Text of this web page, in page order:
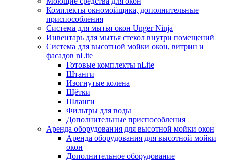
Комплекты окномойщика, дополнительные
приспособления
Система для мытья окон Unger Ninja
Инвентарь для мытья стекол внутри помещений
Система для высотной мойки окон, витрин и
фасадов nLite
Готовые комплекты nLite
Штанги
Изогнутые колена
Щётки
Шланги
Фильтры для воды
Дополнительные приспособления
Аренда оборудования для высотной мойки окон
Аренда оборудования для высотной мойки
окон
Дополнительное оборудование